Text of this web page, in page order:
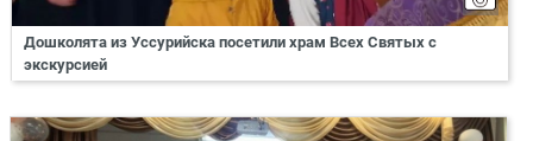
Дошколята из Уссурийска посетили храм Всех Святых с
экскурсией